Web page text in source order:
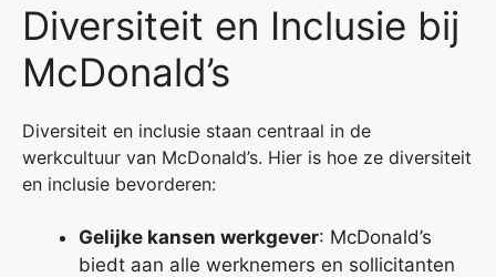
Diversiteit en Inclusie bij
McDonald’s
Diversiteit en inclusie staan centraal in de
werkcultuur van McDonald’s. Hier is hoe ze diversiteit
en inclusie bevorderen:
Gelijke kansen werkgever: McDonald’s
biedt aan alle werknemers en sollicitanten